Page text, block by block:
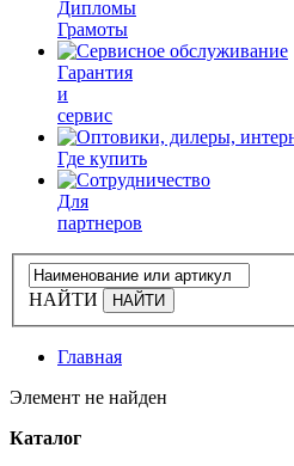
Дипломы
Грамоты
Гарантия
и
сервис
Где купить
Для
партнеров
НАЙТИ
Главная
Элемент не найден
Каталог